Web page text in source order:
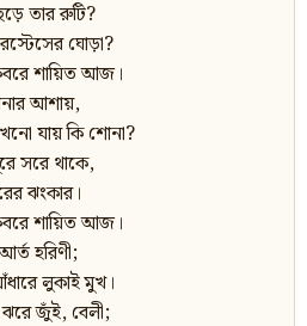
তার রুটি?
ঘোড়া?
শায়িত আজ।
আশায়,
যায় কি শোনা?
সরে থাকে,
ঝংকার।
শায়িত আজ।
হরিণী;
লুকাই মুখ।
জুঁই, বেলী;